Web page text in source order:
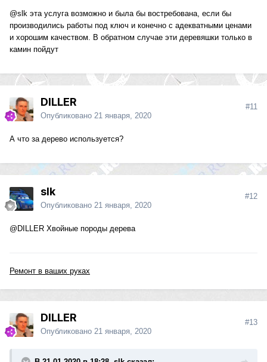
@slk эта услуга возможно и была бы востребована, если бы
производились работы под ключ и конечно с адекватными ценами
и хорошим качеством. В обратном случае эти деревяшки только в
камин пойдут
DILLER
Опубликовано 21 января, 2020
#11
А что за дерево используется?
slk
Опубликовано 21 января, 2020
#12
@DILLER Хвойные породы дерева
Ремонт в ваших руках
DILLER
Опубликовано 21 января, 2020
#13